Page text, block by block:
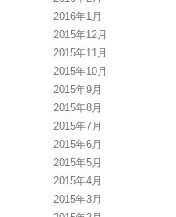
2016年1月
2015年12月
2015年11月
2015年10月
2015年9月
2015年8月
2015年7月
2015年6月
2015年5月
2015年4月
2015年3月